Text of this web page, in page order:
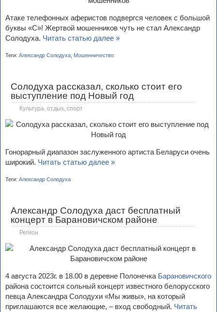
Атаке телефонных аферистов подвергся человек с большой
буквы «С»! Жертвой мошенников чуть не стал Александр
Солодуха. Читать статью далее »
Теги: Александр Солодуха Мошенничество
Солодуха рассказал, сколько стоит его
выступление под Новый год
Культура, отдых, спорт
Гонорарный диапазон заслуженного артиста Беларуси очень
широкий. Читать статью далее »
Теги: Александр Солодуха
Александр Солодуха даст бесплатный
концерт в Барановичском районе
Регион
4 августа 2023г. в 18.00 в деревне Полонечка Барановичского
района состоится сольный концерт известного белорусского
певца Александра Солодухи «Мы живы», на который
приглашаются все желающие, – вход свободный. Читать